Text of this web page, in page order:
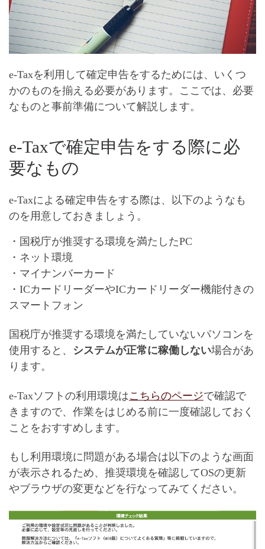
e-Taxを利用して確定申告をするためには、いくつ
かのものを揃える必要があります。ここでは、必要
なものと事前準備について解説します。
e-Taxで確定申告をする際に必
要なもの
e-Taxによる確定申告をする際は、以下のようなも
のを用意しておきましょう。
・国税庁が推奨する環境を満たしたPC
・ネット環境
・マイナンバーカード
・ICカードリーダーやICカードリーダー機能付きの
スマートフォン
国税庁が推奨する環境を満たしていないパソコンを
使用すると、 システムが正常に稼働しない場合があ
ります。
e-Taxソフトの利用環境はこちらのページで確認で
きますので、作業をはじめる前に一度確認しておく
ことをおすすめします。
もし利用環境に問題がある場合は以下のような画面
が表示されるため、推奨環境を確認してOSの更新
やブラウザの変更などを行なってみてください。